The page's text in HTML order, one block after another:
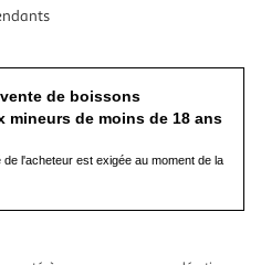
de boissons
mineurs de moins de 18 ans
l'acheteur est exigée au moment de la